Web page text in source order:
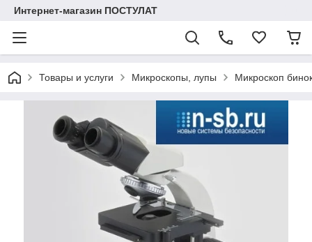
Интернет-магазин ПОСТУЛАТ
Товары и услуги Микроскопы, лупы Микроскоп